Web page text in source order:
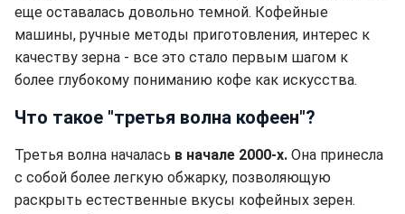
еще оставалась довольно темной. Кофейные
машины, ручные методы приготовления, интерес к
качеству зерна - все это стало первым шагом к
более глубокому пониманию кофе как искусства.
Что такое "третья волна кофеен"?
Третья волна началась в начале 2000-х. Она принесла
с собой более легкую обжарку, позволяющую
раскрыть естественные вкусы кофейных зерен.